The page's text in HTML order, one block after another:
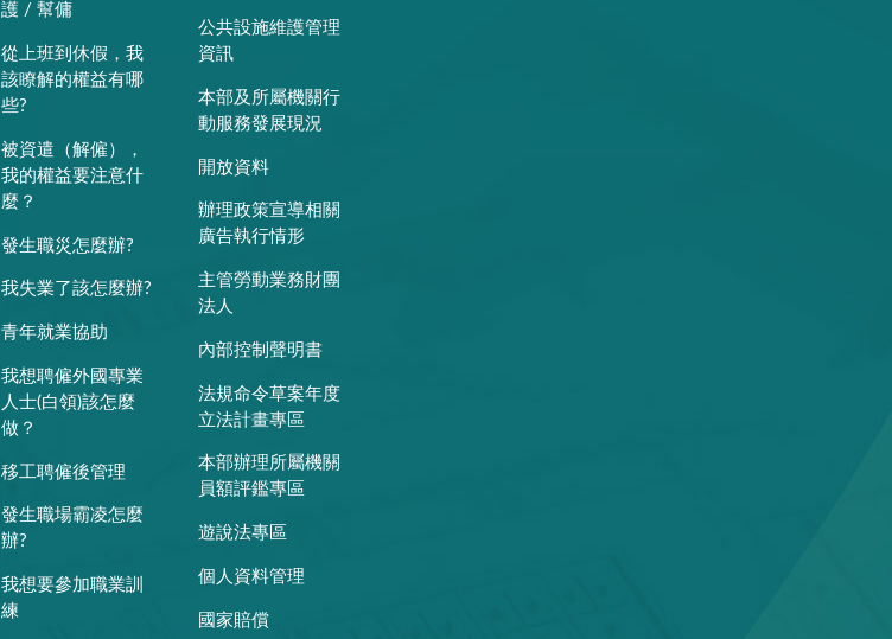
護 / 幫傭
從上班到休假，我
該瞭解的權益有哪
些?
被資遣（解僱），
我的權益要注意什
麼？
發生職災怎麼辦?
我失業了該怎麼辦?
青年就業協助
我想聘僱外國專業
人士(白領)該怎麼
做？
移工聘僱後管理
發生職場霸凌怎麼
辦?
我想要參加職業訓
練
公共設施維護管理
資訊
本部及所屬機關行
動服務發展現況
開放資料
辦理政策宣導相關
廣告執行情形
主管勞動業務財團
法人
內部控制聲明書
法規命令草案年度
立法計畫專區
本部辦理所屬機關
員額評鑑專區
遊說法專區
個人資料管理
國家賠償